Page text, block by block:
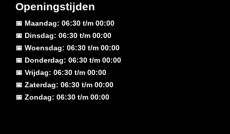
Openingstijden
📅 Maandag: 06:30 t/m 00:00
📅 Dinsdag: 06:30 t/m 00:00
📅 Woensdag: 06:30 t/m 00:00
📅 Donderdag: 06:30 t/m 00:00
📅 Vrijdag: 06:30 t/m 00:00
📅 Zaterdag: 06:30 t/m 00:00
📅 Zondag: 06:30 t/m 00:00